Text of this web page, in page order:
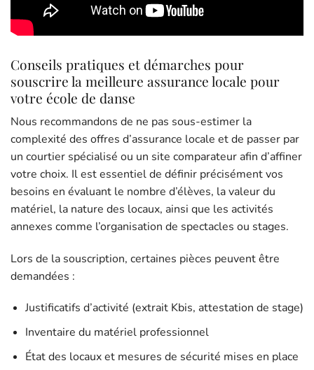
Conseils pratiques et démarches pour
souscrire la meilleure assurance locale pour
votre école de danse
Nous recommandons de ne pas sous-estimer la
complexité des offres d’assurance locale et de passer par
un courtier spécialisé ou un site comparateur afin d’affiner
votre choix. Il est essentiel de définir précisément vos
besoins en évaluant le nombre d’élèves, la valeur du
matériel, la nature des locaux, ainsi que les activités
annexes comme l’organisation de spectacles ou stages.
Lors de la souscription, certaines pièces peuvent être
demandées :
Justificatifs d’activité (extrait Kbis, attestation de stage)
Inventaire du matériel professionnel
État des locaux et mesures de sécurité mises en place